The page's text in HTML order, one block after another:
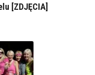
[ZDJĘCIA]